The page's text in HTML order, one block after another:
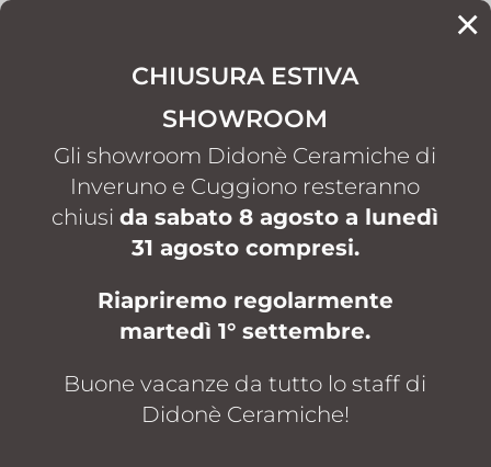
×
CHIUSURA ESTIVA
SHOWROOM
Gli showroom Didonè Ceramiche di
Inveruno e Cuggiono resteranno
chiusida sabato 8 agosto a lunedì
31 agosto compresi.
Riapriremo regolarmente
martedì 1° settembre.
Buone vacanze da tutto lo staff di
Didonè Ceramiche!
GRES PORCELLANATO 20×120 TRAVEL MILK IN OFFERTA
GRES PORCELLANATO
20×120 TRAVEL MILK IN
OFFERTA
Prezzo promo: € 19,00/mq + IVA